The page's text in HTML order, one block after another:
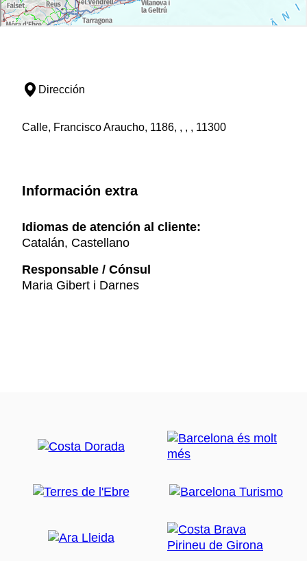
Dirección
Calle, Francisco Araucho, 1186, , , , 11300
Información extra
Idiomas de atención al cliente:
Catalán, Castellano
Responsable / Cónsul
Maria Gibert i Darnes